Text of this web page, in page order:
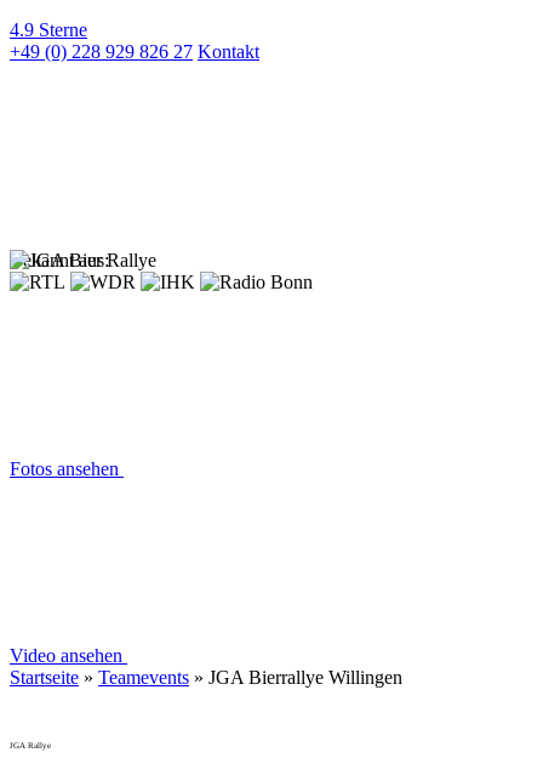
4.9 Sterne
+49 (0) 228 929 826 27 Kontakt
Bekannt aus:
Fotos ansehen
Video ansehen
Startseite » Teamevents » JGA Bierrallye Willingen
JGA Rallye